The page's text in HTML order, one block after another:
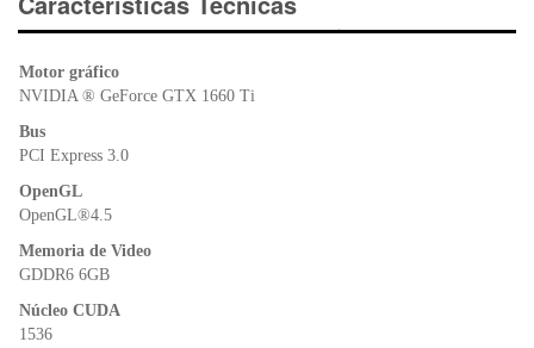
b
o
A
p
e
dl
Motor gráfico
NVIDIA ® GeForce GTX 1660 Ti
Bus
PCI Express 3.0
OpenGL
OpenGL®4.5
Memoria de Video
GDDR6 6GB
Núcleo CUDA
1536